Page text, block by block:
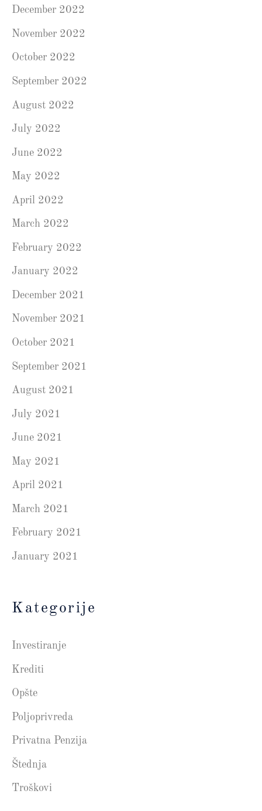
December 2022
November 2022
October 2022
September 2022
August 2022
July 2022
June 2022
May 2022
April 2022
March 2022
February 2022
January 2022
December 2021
November 2021
October 2021
September 2021
August 2021
July 2021
June 2021
May 2021
April 2021
March 2021
February 2021
January 2021
Kategorije
Investiranje
Krediti
Opšte
Poljoprivreda
Privatna Penzija
Štednja
Troškovi